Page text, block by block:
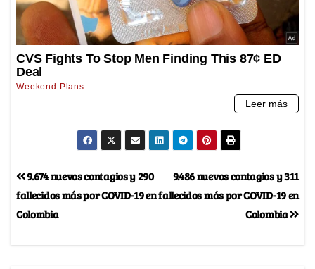
9.486 nuevos contagios y 311
fallecidos más por COVID-19 en
Colombia
9.674 nuevos contagios y 290
fallecidos más por COVID-19 en
Colombia